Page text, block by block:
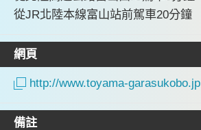
從JR北陸本線富山站前駕車20分鐘
網頁
http://www.toyama-garasukobo.jp
備註